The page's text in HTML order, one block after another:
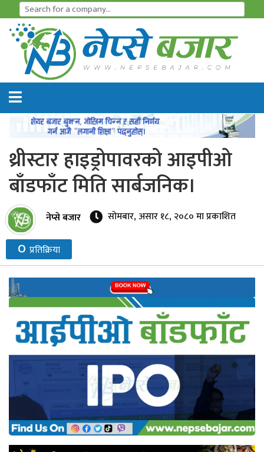
समाचार
अर्थतन्त्र
शेयर
बजार
आइ
पि
ओ
हाइड्रो
पावर
नेप्से
प्रमुख
समाचार
बजार
बैंक-
अन्य
थ्रीस्टार हाइड्रोपावरको आइपीओ
बाँडफाँट मिति सार्बजनिक।
नेप्से बजार सोमबार, असार १८, २०८० मा प्रकाशित
० प्रतिक्रिया